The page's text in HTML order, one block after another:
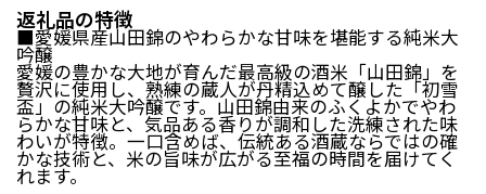
岡山市（岡山県）
高梁市（岡山県）瀬戸内市（岡山県）
四国エリア
小豆島町（香川県）松山市（愛媛県）
東温市（愛媛県）砥部町（愛媛県）
返礼品の特徴
■愛媛県産山田錦のやわらかな甘味を堪能する純米大
吟醸
愛媛の豊かな大地が育んだ最高級の酒米「山田錦」を
贅沢に使用し、熟練の蔵人が丹精込めて醸した「初雪
盃」の純米大吟醸です。山田錦由来のふくよかでやわ
らかな甘味と、気品ある香りが調和した洗練された味
わいが特徴。一口含めば、伝統ある酒蔵ならではの確
かな技術と、米の旨味が広がる至福の時間を届けてく
れます。